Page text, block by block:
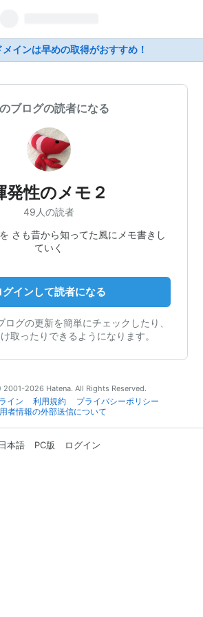
インは早めの取得がおすすめ！
ブログの読者になる
発性のメモ２
49人の読者
さも昔から知ってた風にメモ書きし
ていく
グインして読者になる
ログの更新を簡単にチェックしたり、
取ったりできるようになります。
2026 Hatena. All Rights Reserved.
イン 利用規約
プライバシーポリシー
者情報の外部送信について
日本語 PC版 ログイン